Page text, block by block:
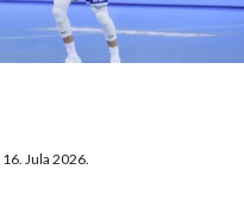
16. Jula 2026.